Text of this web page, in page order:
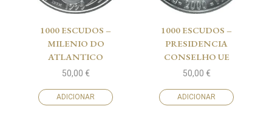
1000 ESCUDOS –
MILENIO DO
ATLANTICO
50,00 €
ADICIONAR
1000 ESCUDOS –
PRESIDENCIA
CONSELHO UE
50,00 €
ADICIONAR